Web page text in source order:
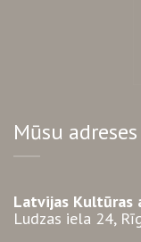
Mūsu adreses
Latvijas Kultūras
Ludzas iela 24,